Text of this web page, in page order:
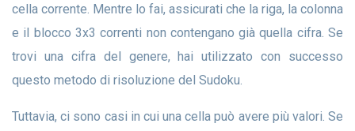
cella corrente. Mentre lo fai, assicurati che la riga, la colonna
e il blocco 3x3 correnti non contengano già quella cifra. Se
trovi una cifra del genere, hai utilizzato con successo
questo metodo di risoluzione del Sudoku.
Tuttavia, ci sono casi in cui una cella può avere più valori. Se